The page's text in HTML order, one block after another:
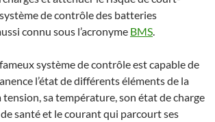
de contrôle des batteries
connu sous l’acronyme BMS
système de contrôle est capable de
l’état de différents éléments de la
sa température, son état de charge
santé et le courant qui parcourt ses